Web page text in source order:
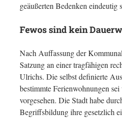
geäußerten Bedenken eindeutig
Fewos sind kein
Nach Auffassung der
Satzung an einer tragfähigen
Ulrichs. Die selbst definierte
bestimmte Ferienwohnungen
vorgesehen. Die Stadt habe
Begriffsbildung ihre gesetzlich